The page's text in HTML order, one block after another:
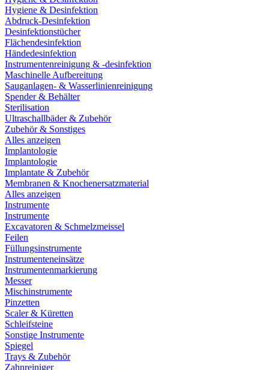
Hygiene & Desinfektion
Abdruck-Desinfektion
Desinfektionstücher
Flächendesinfektion
Händedesinfektion
Instrumentenreinigung & -desinfektion
Maschinelle Aufbereitung
Sauganlagen- & Wasserlinienreinigung
Spender & Behälter
Sterilisation
Ultraschallbäder & Zubehör
Zubehör & Sonstiges
Alles anzeigen
Implantologie
Implantologie
Implantate & Zubehör
Membranen & Knochenersatzmaterial
Alles anzeigen
Instrumente
Instrumente
Excavatoren & Schmelzmeissel
Feilen
Füllungsinstrumente
Instrumenteneinsätze
Instrumentenmarkierung
Messer
Mischinstrumente
Pinzetten
Scaler & Küretten
Schleifsteine
Sonstige Instrumente
Spiegel
Trays & Zubehör
Zahnreiniger